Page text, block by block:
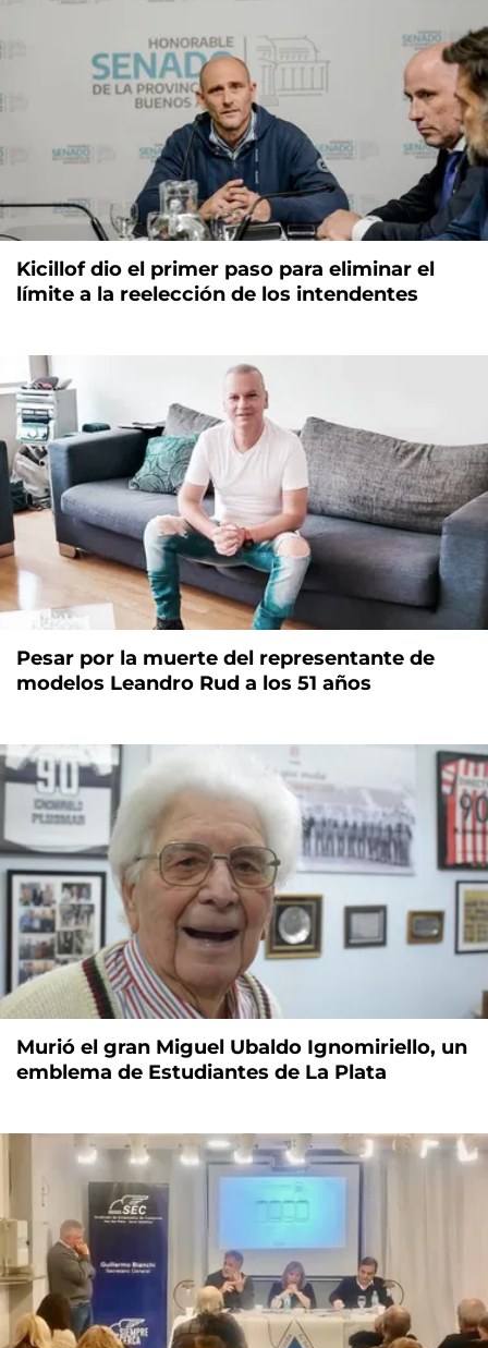
Kicillof dio el primer paso para eliminar el
límite a la reelección de los intendentes
Pesar por la muerte del representante de
modelos Leandro Rud a los 51 años
Murió el gran Miguel Ubaldo Ignomiriello, un
emblema de Estudiantes de La Plata